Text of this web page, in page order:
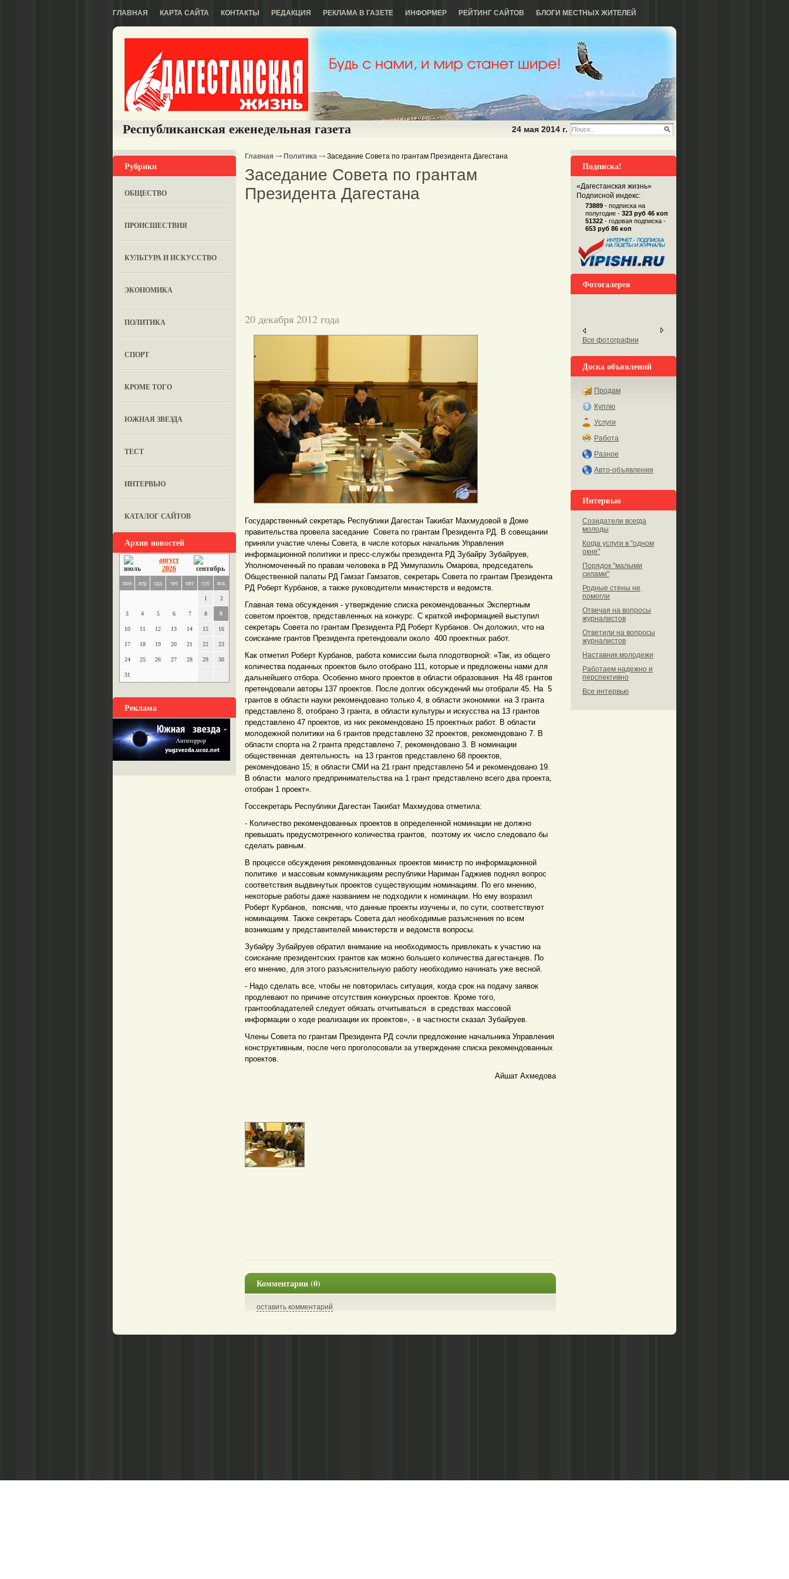
ГЛАВНАЯ КАРТА САЙТА КОНТАКТЫ РЕДАКЦИЯ РЕКЛАМА В ГАЗЕТЕ ИНФОРМЕР РЕЙТИНГ САЙТОВ БЛОГИ МЕСТНЫХ ЖИТЕЛЕЙ
Республиканская еженедельная газета 24 мая 2014 г.
Рубрики
ОБЩЕСТВО
ПРОИСШЕСТВИЯ
КУЛЬТУРА И ИСКУССТВО
ЭКОНОМИКА
ПОЛИТИКА
СПОРТ
КРОМЕ ТОГО
ЮЖНАЯ ЗВЕЗДА
ТЕСТ
ИНТЕРВЬЮ
КАТАЛОГ САЙТОВ
Архив новостей
август
2026
пон втр срд чет пят суб вск
1 2
3 4 5 6 7 8 9
10 11 12 13 14 15 16
17 18 19 20 21 22 23
24 25 26 27 28 29 30
31
Реклама
Главная Политика Заседание Совета по грантам Президента Дагестана
Заседание Совета по грантам
Президента Дагестана
20 декабря 2012 года
Государственный секретарь Республики Дагестан Такибат Махмудовой в Доме
правительства провела заседание Совета по грантам Президента РД. В совещании
приняли участие члены Совета, в числе которых начальник Управления
информационной политики и пресс-службы президента РД Зубайру Зубайруев,
Уполномоченный по правам человека в РД Уммупазиль Омарова, председатель
Общественной палаты РД Гамзат Гамзатов, секретарь Совета по грантам Президента
РД Роберт Курбанов, а также руководители министерств и ведомств.
Главная тема обсуждения - утверждение списка рекомендованных Экспертным
советом проектов, представленных на конкурс. С краткой информацией выступил
секретарь Совета по грантам Президента РД Роберт Курбанов. Он доложил, что на
соискание грантов Президента претендовали около 400 проектных работ.
Как отметил Роберт Курбанов, работа комиссии была плодотворной: «Так, из общего
количества поданных проектов было отобрано 111, которые и предложены нами для
дальнейшего отбора. Особенно много проектов в области образования. На 48 грантов
претендовали авторы 137 проектов. После долгих обсуждений мы отобрали 45. На 5
грантов в области науки рекомендовано только 4, в области экономики на 3 гранта
представлено 8, отобрано 3 гранта, в области культуры и искусства на 13 грантов
представлено 47 проектов, из них рекомендовано 15 проектных работ. В области
молодежной политики на 6 грантов представлено 32 проектов, рекомендовано 7. В
области спорта на 2 гранта представлено 7, рекомендовано 3. В номинации
общественная деятельность на 13 грантов представлено 68 проектов,
рекомендовано 15; в области СМИ на 21 грант представлено 54 и рекомендовано 19.
В области малого предпринимательства на 1 грант представлено всего два проекта,
отобран 1 проект».
Госсекретарь Республики Дагестан Такибат Махмудова отметила:
- Количество рекомендованных проектов в определенной номинации не должно
превышать предусмотренного количества грантов, поэтому их число следовало бы
сделать равным.
В процессе обсуждения рекомендованных проектов министр по информационной
политике и массовым коммуникациям республики Нариман Гаджиев поднял вопрос
соответствия выдвинутых проектов существующим номинациям. По его мнению,
некоторые работы даже названием не подходили к номинации. Но ему возразил
Роберт Курбанов, пояснив, что данные проекты изучены и, по сути, соответствуют
номинациям. Также секретарь Совета дал необходимые разъяснения по всем
возникшим у представителей министерств и ведомств вопросы.
Зубайру Зубайруев обратил внимание на необходимость привлекать к участию на
соискание президентских грантов как можно большего количества дагестанцев. По
его мнению, для этого разъяснительную работу необходимо начинать уже весной.
- Надо сделать все, чтобы не повторилась ситуация, когда срок на подачу заявок
продлевают по причине отсутствия конкурсных проектов. Кроме того,
грантообладателей следует обязать отчитываться в средствах массовой
информации о ходе реализации их проектов», - в частности сказал Зубайруев.
Члены Совета по грантам Президента РД сочли предложение начальника Управления
конструктивным, после чего проголосовали за утверждение списка рекомендованных
проектов.
Айшат Ахмедова
Комментарии (0)
оставить комментарий
Подписка!
«Дагестанская жизнь»
Подписной индекс:
73889 - подписка на
полугодие - 323 руб 46 коп
51322 - годовая подписка -
653 руб 86 коп
Фотогалерея
Все фотографии
Доска объявлений
Продам
Куплю
Услуги
Работа
Разное
Авто-объявления
Интервью
Созидатели всегда
молоды
Когда услуги в "одном
окне"
Порядок "малыми
силами"
Родные стены не
помогли
Отвечая на вопросы
журналистов
Ответили на вопросы
журналистов
Наставник молодежи
Работаем надежно и
перспективно
Все интервью